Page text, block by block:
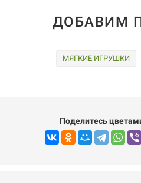
ДОБАВИМ
МЯГКИЕ ИГРУШКИ
Поделитесь